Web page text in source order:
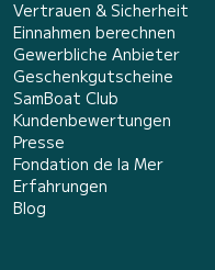
Vertrauen & Sicherheit
Einnahmen berechnen
Gewerbliche Anbieter
Geschenkgutscheine
SamBoat Club
Kundenbewertungen
Presse
Fondation de la Mer
Erfahrungen
Blog